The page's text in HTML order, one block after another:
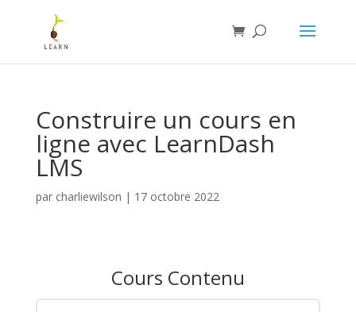
Construire un cours en
ligne avec LearnDash
LMS
par charliewilson | 17 octobre 2022
Cours Contenu